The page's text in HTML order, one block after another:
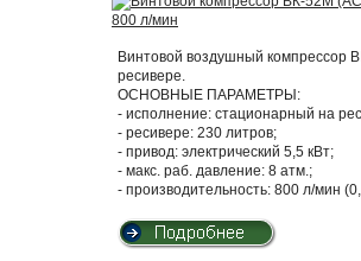
Винтовой воздушный компрессор
ресивере.
ОСНОВНЫЕ ПАРАМЕТРЫ:
- исполнение: стационарный на
- ресивере: 230 литров;
- привод: электрический 5,5 кВт;
- макс. раб. давление: 8 атм.;
- производительность: 800 л/мин